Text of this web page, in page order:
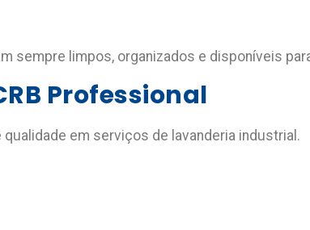
sempre limpos, organizados e disponíveis
Professional
em serviços de lavanderia industrial.